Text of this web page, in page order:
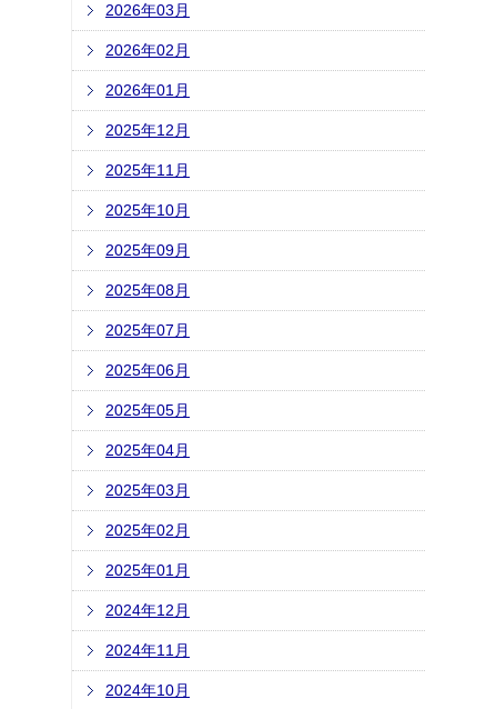
2026年03月
2026年02月
2026年01月
2025年12月
2025年11月
2025年10月
2025年09月
2025年08月
2025年07月
2025年06月
2025年05月
2025年04月
2025年03月
2025年02月
2025年01月
2024年12月
2024年11月
2024年10月